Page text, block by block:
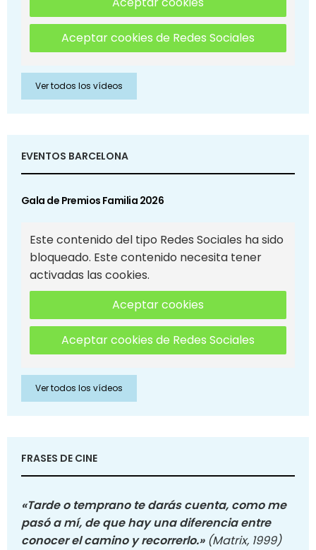
Aceptar cookies de Redes Sociales
Ver todos los vídeos
EVENTOS BARCELONA
Gala de Premios Familia 2026
Este contenido del tipo Redes Sociales ha sido
bloqueado. Este contenido necesita tener
activadas las cookies.
Aceptar cookies
Aceptar cookies de Redes Sociales
Ver todos los vídeos
FRASES DE CINE
«Tarde o temprano te darás cuenta, como me
pasó a mí, de que hay una diferencia entre
conocer el camino y recorrerlo.» (Matrix, 1999)